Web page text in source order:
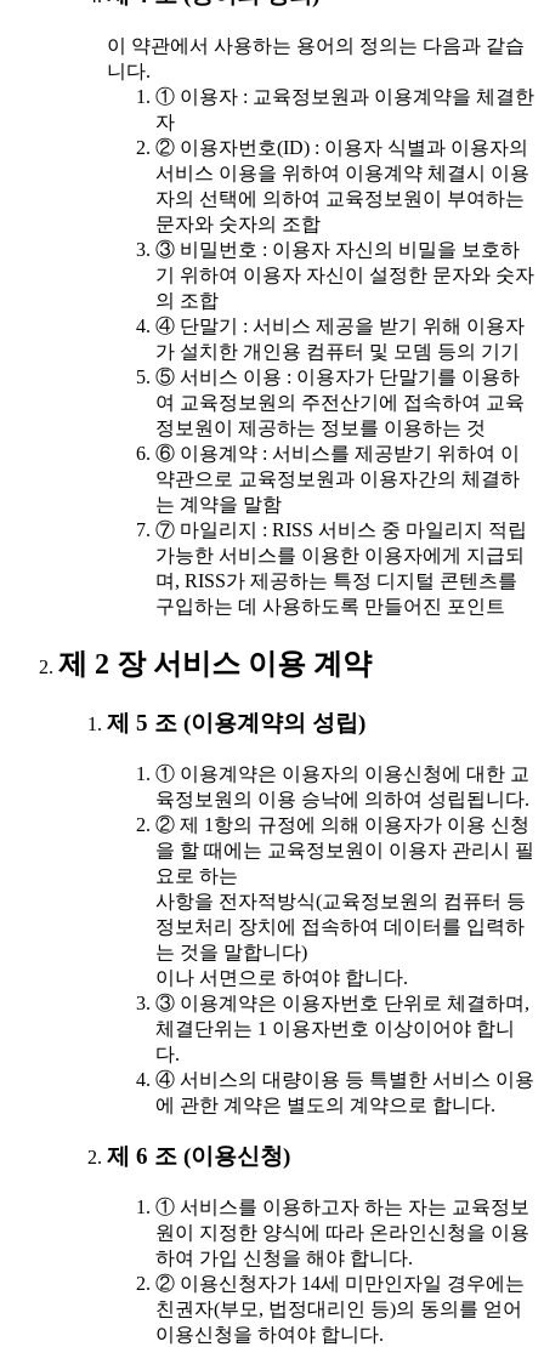
이 약관에서 사용하는 용어의 정의는 다음과 같습
니다.
① 이용자 : 교육정보원과 이용계약을 체결한
자
② 이용자번호(ID) : 이용자 식별과 이용자의
서비스 이용을 위하여 이용계약 체결시 이용
자의 선택에 의하여 교육정보원이 부여하는
문자와 숫자의 조합
③ 비밀번호 : 이용자 자신의 비밀을 보호하
기 위하여 이용자 자신이 설정한 문자와 숫자
의 조합
④ 단말기 : 서비스 제공을 받기 위해 이용자
가 설치한 개인용 컴퓨터 및 모뎀 등의 기기
⑤ 서비스 이용 : 이용자가 단말기를 이용하
여 교육정보원의 주전산기에 접속하여 교육
정보원이 제공하는 정보를 이용하는 것
⑥ 이용계약 : 서비스를 제공받기 위하여 이
약관으로 교육정보원과 이용자간의 체결하
는 계약을 말함
⑦ 마일리지 : RISS 서비스 중 마일리지 적립
가능한 서비스를 이용한 이용자에게 지급되
며, RISS가 제공하는 특정 디지털 콘텐츠를
구입하는 데 사용하도록 만들어진 포인트
제 2 장 서비스 이용 계약
제 5 조 (이용계약의 성립)
① 이용계약은 이용자의 이용신청에 대한 교
육정보원의 이용 승낙에 의하여 성립됩니다.
② 제 1항의 규정에 의해 이용자가 이용 신청
을 할 때에는 교육정보원이 이용자 관리시 필
요로 하는
사항을 전자적방식(교육정보원의 컴퓨터 등
정보처리 장치에 접속하여 데이터를 입력하
는 것을 말합니다)
이나 서면으로 하여야 합니다.
③ 이용계약은 이용자번호 단위로 체결하며,
체결단위는 1 이용자번호 이상이어야 합니
다.
④ 서비스의 대량이용 등 특별한 서비스 이용
에 관한 계약은 별도의 계약으로 합니다.
제 6 조 (이용신청)
① 서비스를 이용하고자 하는 자는 교육정보
원이 지정한 양식에 따라 온라인신청을 이용
하여 가입 신청을 해야 합니다.
② 이용신청자가 14세 미만인자일 경우에는
친권자(부모, 법정대리인 등)의 동의를 얻어
이용신청을 하여야 합니다.